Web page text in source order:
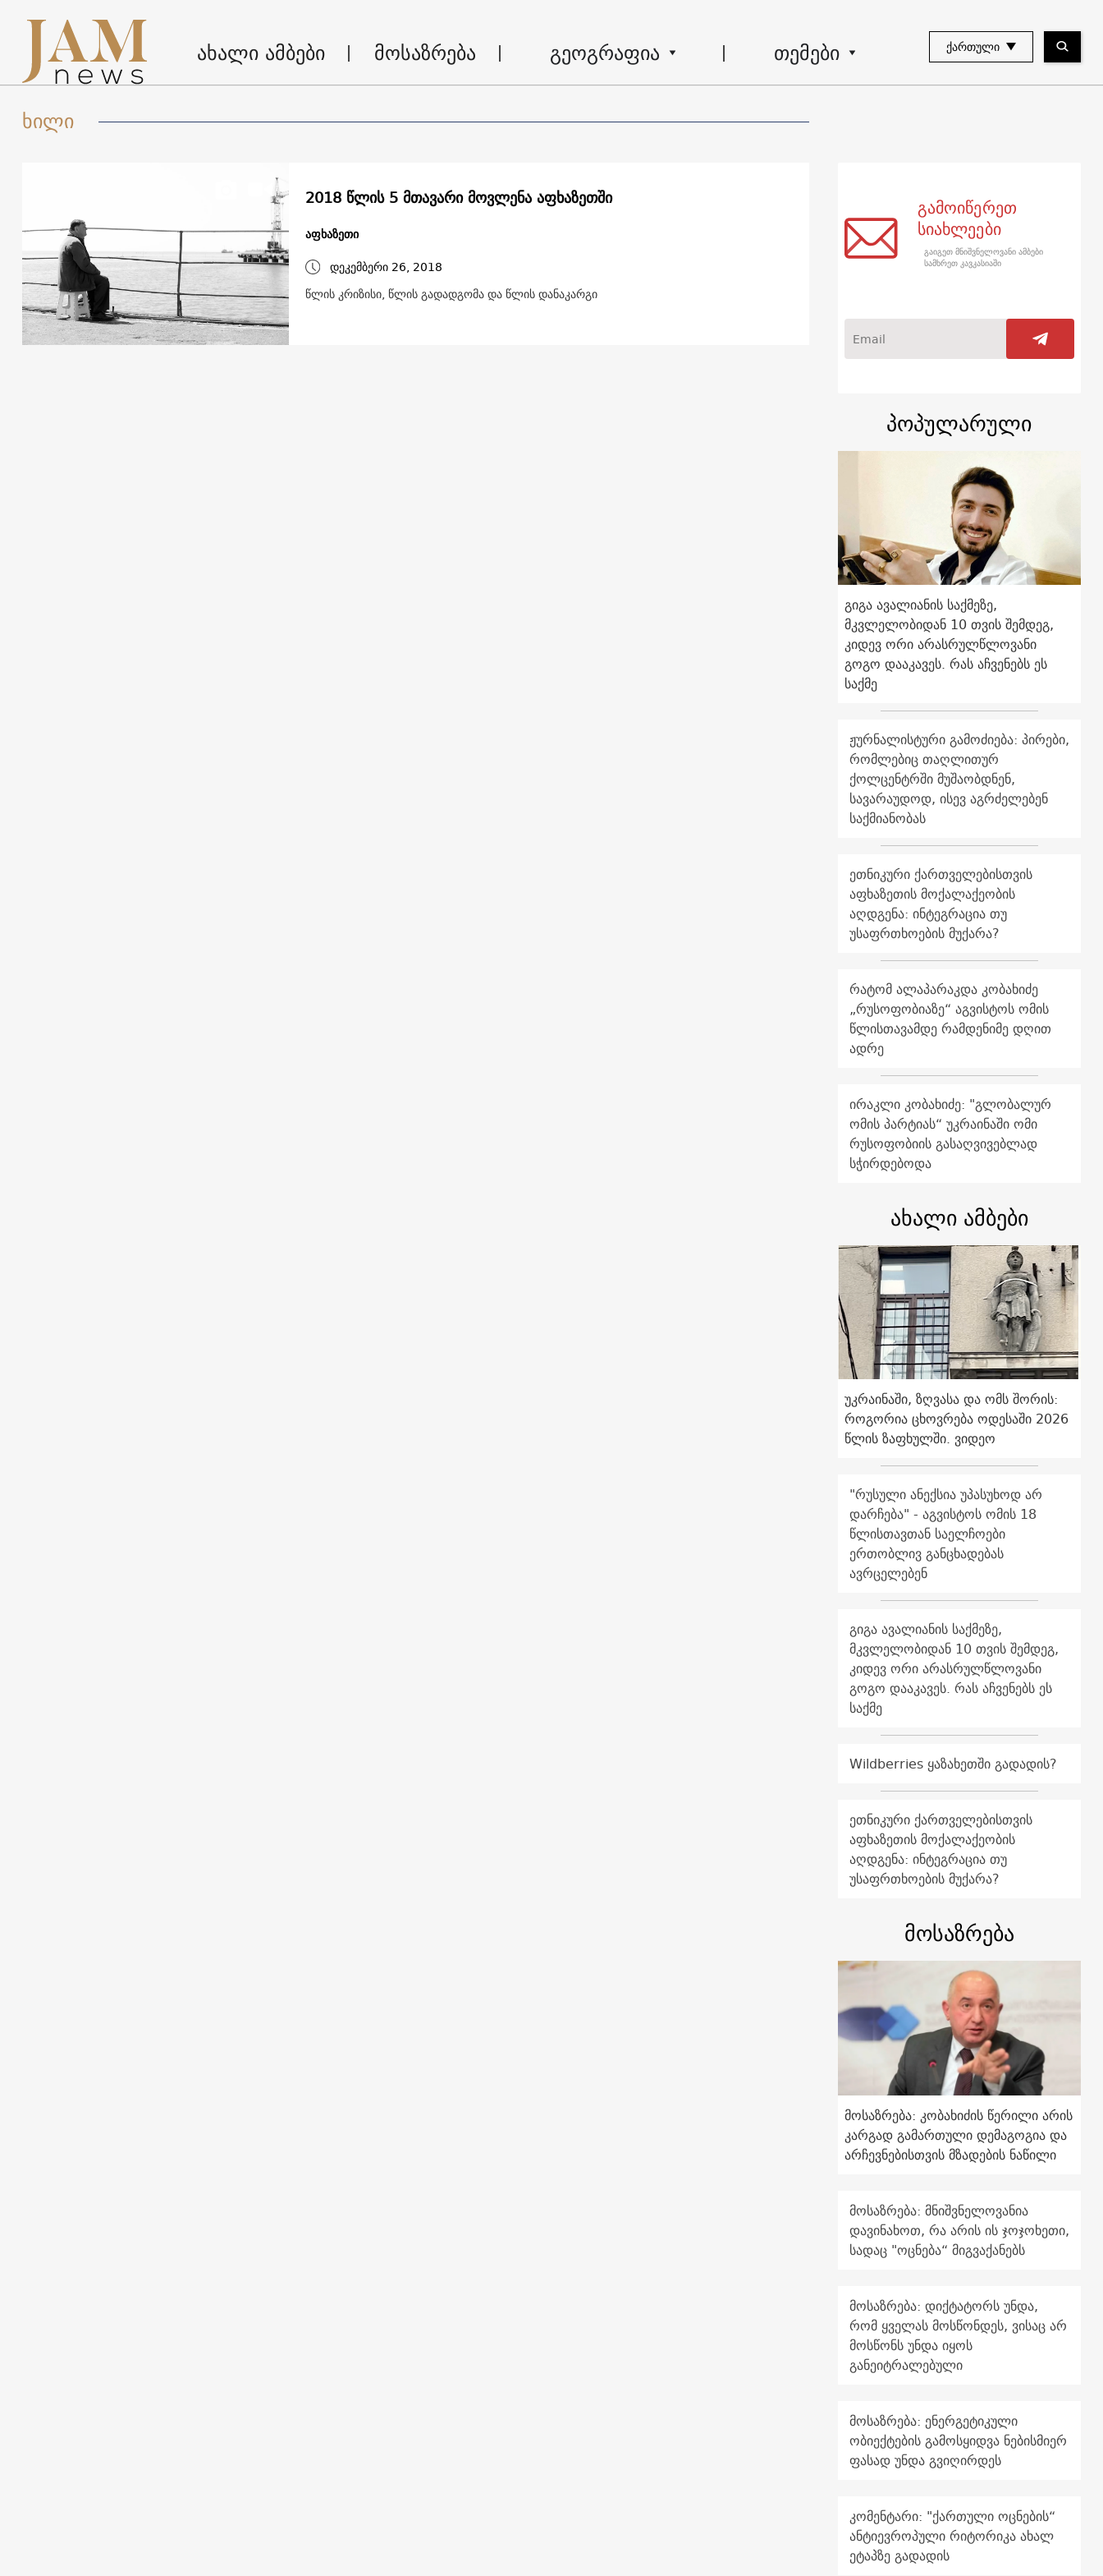
ახალი ამბები მოსაზრება გეოგრაფია თემები ᲥᲐᲠᲗᲣᲚᲘ
ხილი
2018 წლის 5 მთავარი მოვლენა აფხაზეთში
აფხაზეთი
დეკემბერი 26, 2018
წლის კრიზისი, წლის გადადგომა და წლის დანაკარგი
გამოიწერეთ
სიახლეები
გაიგეთ მნიშვნელოვანი ამბები
სამხრეთ კავკასიაში
პოპულარული
გიგა ავალიანის საქმეზე,
მკვლელობიდან 10 თვის შემდეგ,
კიდევ ორი არასრულწლოვანი
გოგო დააკავეს. რას აჩვენებს ეს
საქმე
ჟურნალისტური გამოძიება: პირები,
რომლებიც თაღლითურ
ქოლცენტრში მუშაობდნენ,
სავარაუდოდ, ისევ აგრძელებენ
საქმიანობას
ეთნიკური ქართველებისთვის
აფხაზეთის მოქალაქეობის
აღდგენა: ინტეგრაცია თუ
უსაფრთხოების მუქარა?
რატომ ალაპარაკდა კობახიძე
„რუსოფობიაზე“ აგვისტოს ომის
წლისთავამდე რამდენიმე დღით
ადრე
ირაკლი კობახიძე: "გლობალურ
ომის პარტიას“ უკრაინაში ომი
რუსოფობიის გასაღვივებლად
სჭირდებოდა
ახალი ამბები
უკრაინაში, ზღვასა და ომს შორის:
როგორია ცხოვრება ოდესაში 2026
წლის ზაფხულში. ვიდეო
"რუსული ანექსია უპასუხოდ არ
დარჩება" - აგვისტოს ომის 18
წლისთავთან საელჩოები
ერთობლივ განცხადებას
ავრცელებენ
გიგა ავალიანის საქმეზე,
მკვლელობიდან 10 თვის შემდეგ,
კიდევ ორი არასრულწლოვანი
გოგო დააკავეს. რას აჩვენებს ეს
საქმე
Wildberries ყაზახეთში გადადის?
ეთნიკური ქართველებისთვის
აფხაზეთის მოქალაქეობის
აღდგენა: ინტეგრაცია თუ
უსაფრთხოების მუქარა?
მოსაზრება
მოსაზრება: კობახიძის წერილი არის
კარგად გამართული დემაგოგია და
არჩევნებისთვის მზადების ნაწილი
მოსაზრება: მნიშვნელოვანია
დავინახოთ, რა არის ის ჯოჯოხეთი,
სადაც "ოცნება“ მიგვაქანებს
მოსაზრება: დიქტატორს უნდა,
რომ ყველას მოსწონდეს, ვისაც არ
მოსწონს უნდა იყოს
განეიტრალებული
მოსაზრება: ენერგეტიკული
ობიექტების გამოსყიდვა ნებისმიერ
ფასად უნდა გვიღირდეს
კომენტარი: "ქართული ოცნების“
ანტიევროპული რიტორიკა ახალ
ეტაპზე გადადის